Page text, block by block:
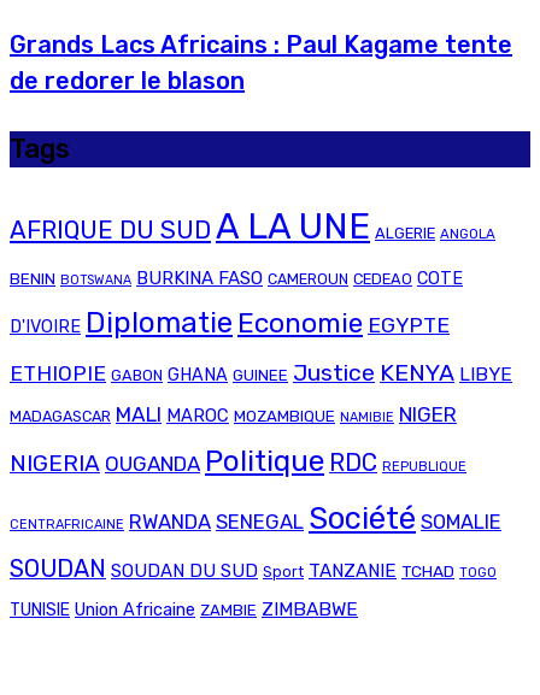
Grands Lacs Africains : Paul Kagame tente
de redorer le blason
Tags
AFRIQUE DU SUD A LA UNE ALGERIE ANGOLA
BENIN BOTSWANA BURKINA FASO CAMEROUN CEDEAO COTE
D'IVOIRE Diplomatie Economie EGYPTE
ETHIOPIE GABON GHANA GUINEE Justice KENYA LIBYE
MADAGASCAR MALI MAROC MOZAMBIQUE NAMIBIE NIGER
NIGERIA OUGANDA Politique RDC REPUBLIQUE
CENTRAFRICAINE RWANDA SENEGAL Société SOMALIE
SOUDAN SOUDAN DU SUD Sport TANZANIE TCHAD TOGO
TUNISIE Union Africaine ZAMBIE ZIMBABWE